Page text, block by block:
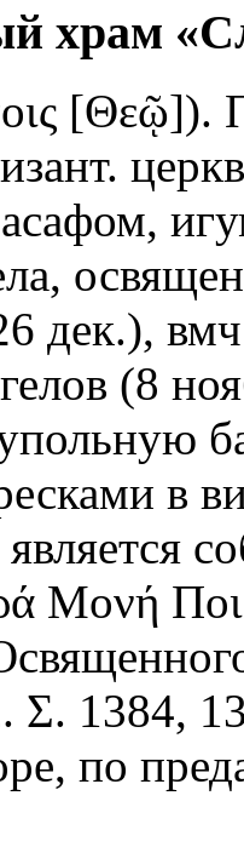
храм
[Θεῷ]).
дек.),
(8
в
Μονή
Σ. 1384,
по